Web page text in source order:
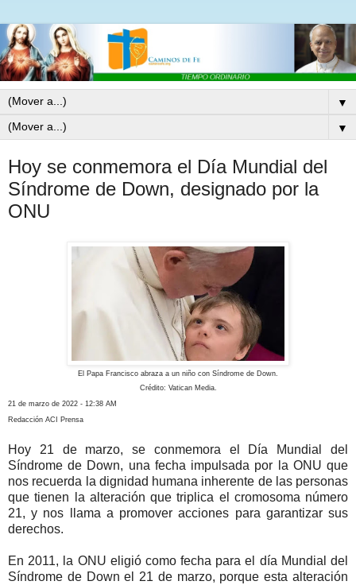
▼
▼
Hoy se conmemora el Día Mundial del
Síndrome de Down, designado por la
ONU
El Papa Francisco abraza a un niño con Síndrome de Down.
Crédito: Vatican Media.
21 de marzo de 2022 - 12:38 AM
Redacción ACI Prensa
Hoy 21 de marzo, se conmemora el Día Mundial del
Síndrome de Down, una fecha impulsada por la ONU que
nos recuerda la dignidad humana inherente de las personas
que tienen la alteración que triplica el cromosoma número
21, y nos llama a promover acciones para garantizar sus
derechos.
En 2011, la ONU eligió como fecha para el día Mundial del
Síndrome de Down el 21 de marzo, porque esta alteración